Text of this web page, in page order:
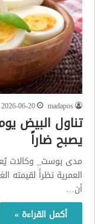
madapos
2026-06-20
تناول البيض
يصبح ضاراً
مدى بوست_ وكالات
العمرية نظراً لقيمته
أن…
أكمل القراءة »